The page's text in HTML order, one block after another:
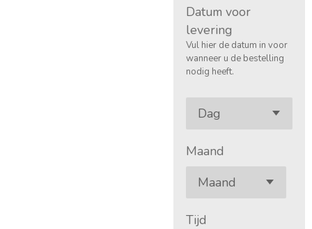
Datum voor
levering
Vul hier de datum in voor
wanneer u de bestelling
nodig heeft.
Maand
Tijd